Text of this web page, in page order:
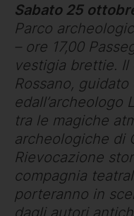
Sabato 25
Parco
– ore 17,00
vestigia brettie.
Rossano,
edall’archeologo
tra le magiche
archeologiche di
Rievocazione
compagnia
porteranno in
dagli autori